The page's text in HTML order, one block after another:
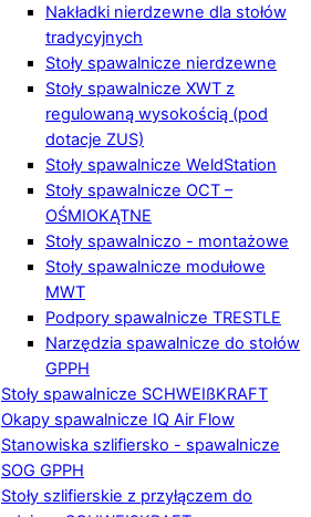
Nakładki nierdzewne dla stołów
tradycyjnych
Stoły spawalnicze nierdzewne
Stoły spawalnicze XWT z
regulowaną wysokością (pod
dotacje ZUS)
Stoły spawalnicze WeldStation
Stoły spawalnicze OCT –
OŚMIOKĄTNE
Stoły spawalniczo - montażowe
Stoły spawalnicze modułowe
MWT
Podpory spawalnicze TRESTLE
Narzędzia spawalnicze do stołów
GPPH
Stoły spawalnicze SCHWEIßKRAFT
Okapy spawalnicze IQ Air Flow
Stanowiska szlifiersko - spawalnicze
SOG GPPH
Stoły szlifierskie z przyłączem do